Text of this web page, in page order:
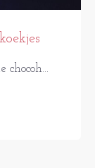
chocoh...